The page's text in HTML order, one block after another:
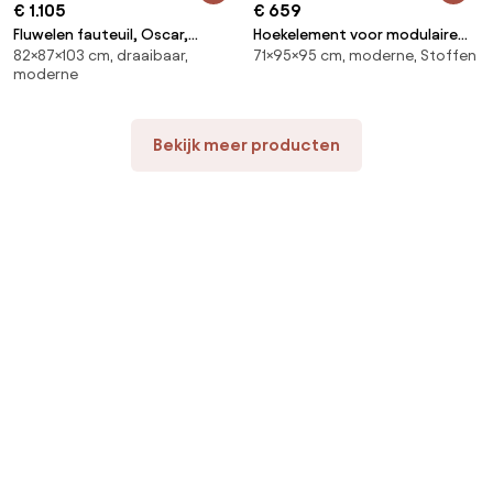
€ 1.105
Fluwelen fauteuil, Oscar,
ontwerp Emmanuel Gallina
82×87×103 cm, draaibaar,
moderne
€ 659
Hoekelement voor modulaire
bank, in structuurstof, Seven
71×95×95 cm, moderne, Stoffen
Bekijk meer producten